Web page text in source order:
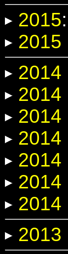
2015:
2015
2014
2014
2014
2014
2014
2014
2014
2013